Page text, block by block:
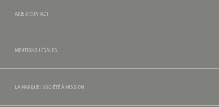
AIDE & CONTACT
MENTIONS LÉGALES
LA MARQUE : SOCIÉTÉ À MISSION